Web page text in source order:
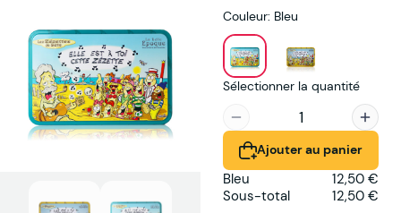
Couleur: Bleu
Sélectionner la quantité
Ajouter au panier
Bleu
12,50 €
Sous-total
12,50 €